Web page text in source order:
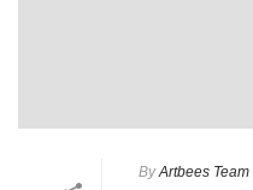
By Artbees Team